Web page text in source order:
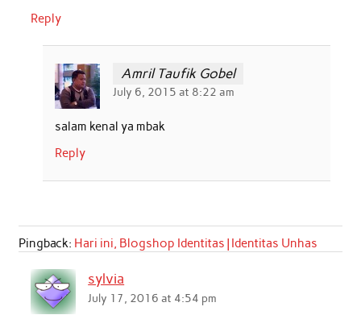
Reply
Amril Taufik Gobel
July 6, 2015 at 8:22 am
salam kenal ya mbak
Reply
Pingback: Hari ini, Blogshop Identitas | Identitas Unhas
sylvia
July 17, 2016 at 4:54 pm